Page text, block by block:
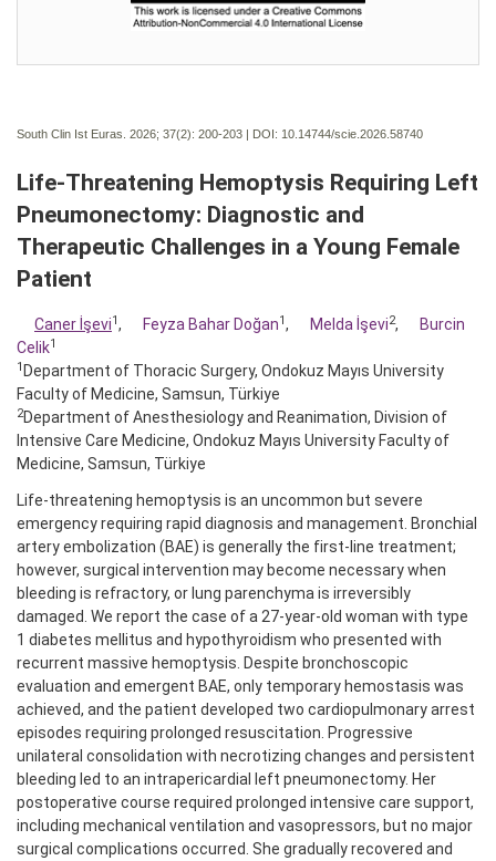
South Clin Ist Euras. 2026; 37(2): 200-203 | DOI: 10.14744/scie.2026.58740
Life-Threatening Hemoptysis Requiring Left
Pneumonectomy: Diagnostic and
Therapeutic Challenges in a Young Female
Patient
Caner İşevi1, Feyza Bahar Doğan1, Melda İşevi2,
Burcin
Celik1
1 Department of Thoracic Surgery, Ondokuz Mayıs University
Faculty of Medicine, Samsun, Türkiye
2Department of Anesthesiology and Reanimation, Division of
Intensive Care Medicine, Ondokuz Mayıs University Faculty of
Medicine, Samsun, Türkiye
Life-threatening hemoptysis is an uncommon but severe
emergency requiring rapid diagnosis and management. Bronchial
artery embolization (BAE) is generally the first-line treatment;
however, surgical intervention may become necessary when
bleeding is refractory, or lung parenchyma is irreversibly
damaged. We report the case of a 27-year-old woman with type
1 diabetes mellitus and hypothyroidism who presented with
recurrent massive hemoptysis. Despite bronchoscopic
evaluation and emergent BAE, only temporary hemostasis was
achieved, and the patient developed two cardiopulmonary arrest
episodes requiring prolonged resuscitation. Progressive
unilateral consolidation with necrotizing changes and persistent
bleeding led to an intrapericardial left pneumonectomy. Her
postoperative course required prolonged intensive care support,
including mechanical ventilation and vasopressors, but no major
surgical complications occurred. She gradually recovered and